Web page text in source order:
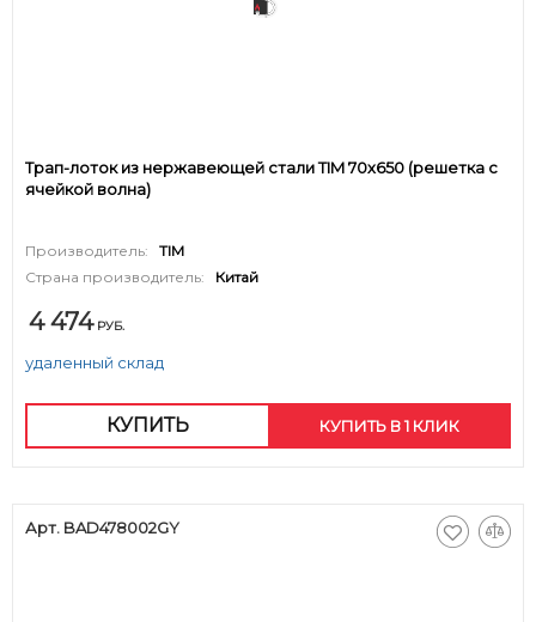
Трап-лоток из нержавеющей стали TIM 70х650 (решетка с
ячейкой волна)
Производитель:
TIM
Страна производитель:
Китай
4 474 РУБ.
удаленный склад
КУПИТЬ КУПИТЬ В 1 КЛИК
Арт. BAD478002GY